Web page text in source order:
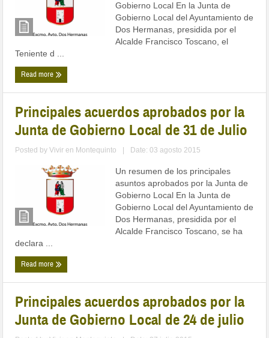
Gobierno Local En la Junta de
Gobierno Local del Ayuntamiento de
Dos Hermanas, presidida por el
Alcalde Francisco Toscano, el
Teniente d ...
Read more
Principales acuerdos aprobados por la
Junta de Gobierno Local de 31 de Julio
Posted byVivir en Montequinto Date: 03 agosto 2015
Un resumen de los principales
asuntos aprobados por la Junta de
Gobierno Local En la Junta de
Gobierno Local del Ayuntamiento de
Dos Hermanas, presidida por el
Alcalde Francisco Toscano, se ha
declara ...
Read more
Principales acuerdos aprobados por la
Junta de Gobierno Local de 24 de julio